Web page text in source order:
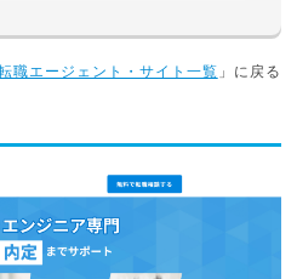
職エージェント・サイト一覧 」に戻る